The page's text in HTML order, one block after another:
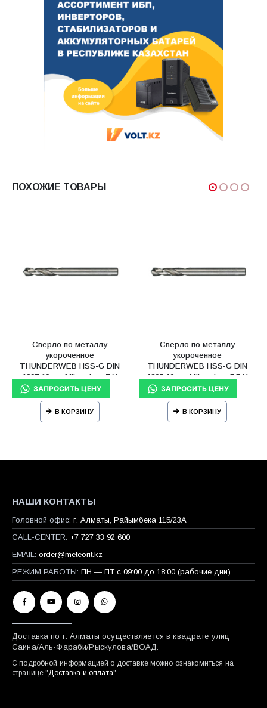
ПОХОЖИЕ ТОВАРЫ
Сверло по металлу
укороченное
THUNDERWEB HSS-G DIN
1897 10 шт Milwaukee 7 X
74 мм
В КОРЗИНУ
Сверло по металлу
укороченное
THUNDERWEB HSS-G DIN
1897 10 шт Milwaukee 5.5 X
66 мм
В КОРЗИНУ
НАШИ КОНТАКТЫ
Головной офис: г. Алматы, Райымбека 115/23A
CALL-CENTER: +7 727 33 92 600
EMAIL: order@meteorit.kz
РЕЖИМ РАБОТЫ: ПН — ПТ с 09:00 до 18:00 (рабочие дни)
Доставка по г. Алматы осуществляется в квадрате улиц
Саина/Аль-Фараби/Рыскулова/ВОАД.
С подробной информацией о доставке можно ознакомиться на
странице " Доставка и оплата".